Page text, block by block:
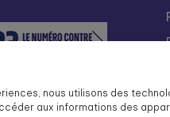
nous utilisons des
aux informations des